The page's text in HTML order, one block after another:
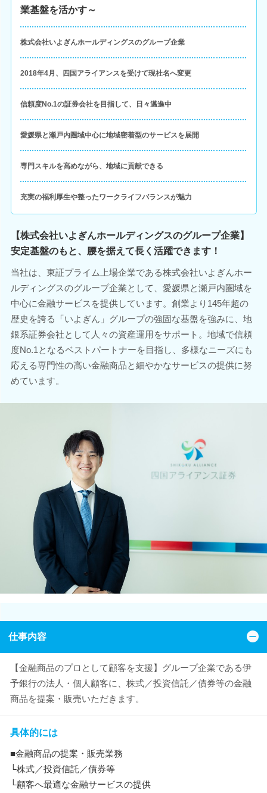
業基盤を活かす～
株式会社いよぎんホールディングスのグループ企業
2018年4月、四国アライアンスを受けて現社名へ変更
信頼度No.1の証券会社を目指して、日々邁進中
愛媛県と瀬戸内圏域中心に地域密着型のサービスを展開
専門スキルを高めながら、地域に貢献できる
充実の福利厚生や整ったワークライフバランスが魅力
【株式会社いよぎんホールディングスのグループ企業】
安定基盤のもと、腰を据えて長く活躍できます！
当社は、東証プライム上場企業である株式会社いよぎんホー
ルディングスのグループ企業として、愛媛県と瀬戸内圏域を
中心に金融サービスを提供しています。創業より145年超の
歴史を誇る「いよぎん」グループの強固な基盤を強みに、地
銀系証券会社として人々の資産運用をサポート。地域で信頼
度No.1となるベストパートナーを目指し、多様なニーズにも
応える専門性の高い金融商品と細やかなサービスの提供に努
めています。
仕事内容
【金融商品のプロとして顧客を支援】グループ企業である伊
予銀行の法人・個人顧客に、株式／投資信託／債券等の金融
商品を提案・販売いただきます。
具体的には
■金融商品の提案・販売業務
└株式／投資信託／債券等
└顧客へ最適な金融サービスの提供